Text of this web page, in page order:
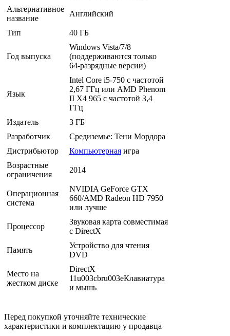
Альтернативное
название
Английский
Тип 40 ГБ
Год выпуска
Windows Vista/7/8
(поддерживаются только
64-разрядные версии)
Язык
Intel Core i5-750 с частотой
2,67 ГГц или AMD Phenom
II X4 965 с частотой 3,4
ГГц
Издатель
3 ГБ
Разработчик
Средиземье: Тени Мордора
Дистрибьютор
Компьютерная игра
Возрастные
ограничения
2014
Операционная
система
NVIDIA GeForce GTX
660/AMD Radeon HD 7950
или лучше
Процессор
Звуковая карта совместимая
c DirectX
Память
Устройство для чтения
DVD
Место на
жестком диске
DirectX
11u003cbru003eКлавиатура
и мышь
Перед покупкой уточняйте технические
характеристики и комплектацию у продавца